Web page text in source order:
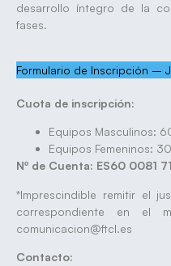
desarrollo íntegro de la
fases.
Formulario de Inscripción –
Cuota de inscripción:
Equipos Masculinos:
Equipos Femeninos:
Nº de Cuenta: ES60 0081
*Imprescindible remitir el
correspondiente en el
comunicacion@ftcl.es
Contacto: